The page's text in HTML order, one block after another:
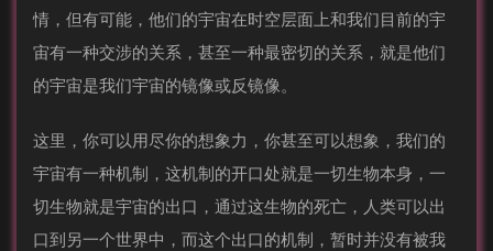
情，但有可能，他们的宇宙在时空层面上和我们目前的宇
宙有一种交涉的关系，甚至一种最密切的关系，就是他们
的宇宙是我们宇宙的镜像或反镜像。
这里，你可以用尽你的想象力，你甚至可以想象，我们的
宇宙有一种机制，这机制的开口处就是一切生物本身，一
切生物就是宇宙的出口，通过这生物的死亡，人类可以出
口到另一个世界中，而这个出口的机制，暂时并没有被我